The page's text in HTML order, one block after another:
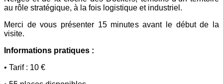
au rôle stratégique, à la fois logistique et industriel.
Merci de vous présenter 15 minutes avant le début de la
visite.
Informations pratiques :
• Tarif : 10 €